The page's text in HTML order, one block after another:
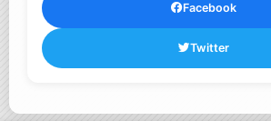
Facebook
Twitter